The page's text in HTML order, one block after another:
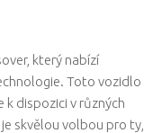
který nabízí
Toto vozidlo
k dispozici v různých
skvělou volbou pro ty,